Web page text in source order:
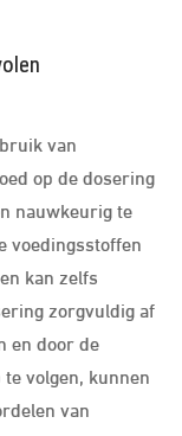
van
op de dosering
nauwkeurig te
voedingsstoffen
kan zelfs
zorgvuldig af
en door de
volgen, kunnen
van